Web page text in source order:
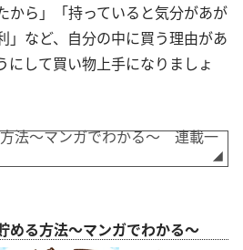
から」「持っていると気分があが
」など、自分の中に買う理由があ
にして買い物上手になりましょ
法～マンガでわかる～ 連載一
める方法～マンガでわかる～